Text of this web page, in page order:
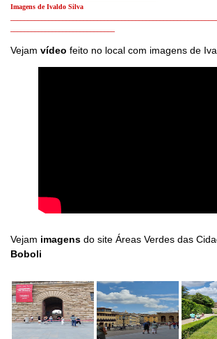
Imagens de Ivaldo Silva
Vejam vídeo feito no local com imagens de
Vejam imagens do site Áreas Verdes das
Boboli